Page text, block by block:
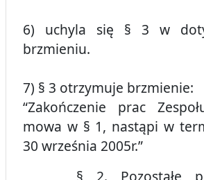
6) uchyla się § 3 w
brzmieniu.
7) § 3 otrzymuje brzmienie:
“Zakończenie prac
mowa w § 1, nastąpi w
30 września 2005r.”